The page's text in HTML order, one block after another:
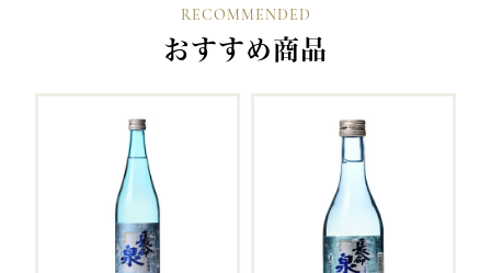
RECOMMENDED
おすすめ商品